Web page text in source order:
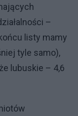
–
listy mamy
tyle samo),
lubuskie – 4,6